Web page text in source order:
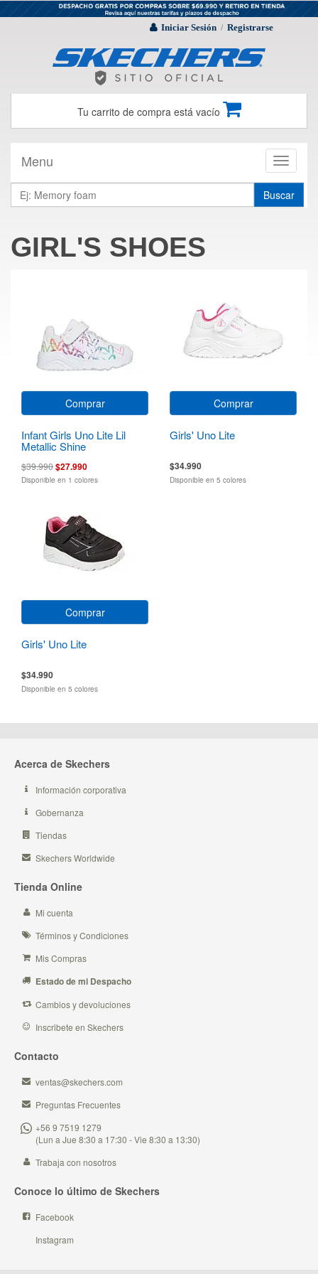
Iniciar Sesión / Registrarse
Tu carrito de compra está vacío
Toggle
Menu
Buscar
GIRL'S SHOES
Comprar
Infant Girls Uno Lite Lil
Metallic Shine
$39.990$27.990
Disponible en 1 colores
Comprar
Girls' Uno Lite
$34.990
Disponible en 5 colores
Comprar
Girls' Uno Lite
$34.990
Disponible en 5 colores
Acerca de Skechers
Información corporativa
Gobernanza
Tiendas
Skechers Worldwide
Tienda Online
Mi cuenta
Términos y Condiciones
Mis Compras
Estado de mi Despacho
Cambios y devoluciones
Inscribete en Skechers
Contacto
ventas@skechers.com
Preguntas Frecuentes
+56 9 7519 1279
(Lun a Jue 8:30 a 17:30 - Vie 8:30 a 13:30)
Trabaja con nosotros
Conoce lo último de Skechers
Facebook
Instagram